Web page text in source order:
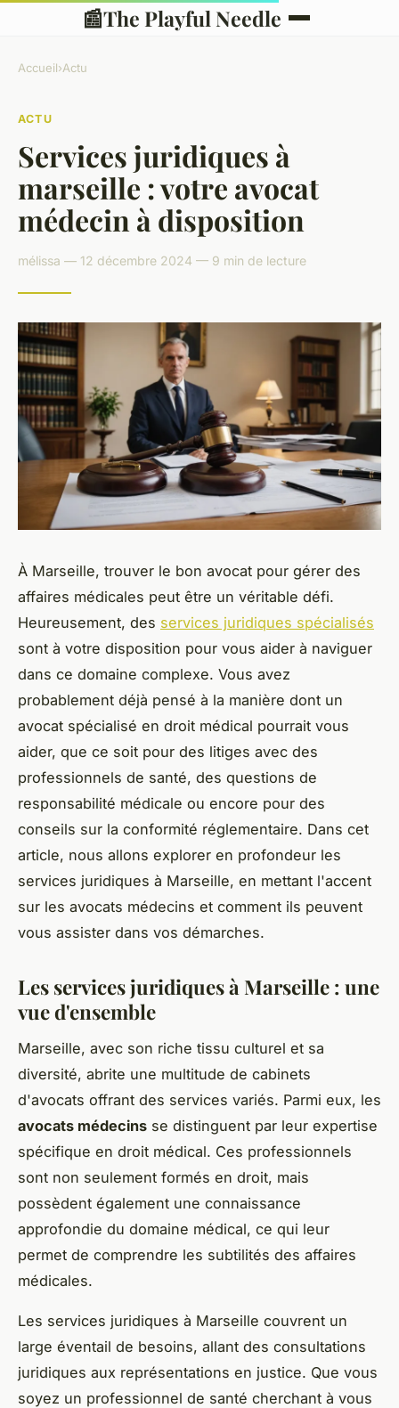
📰The Playful Needle
Accueil›Actu
ACTU
Services juridiques à
marseille : votre avocat
médecin à disposition
mélissa — 12 décembre 2024 — 9 min de lecture
À Marseille, trouver le bon avocat pour gérer des
affaires médicales peut être un véritable défi.
Heureusement, des services juridiques spécialisés
sont à votre disposition pour vous aider à naviguer
dans ce domaine complexe. Vous avez
probablement déjà pensé à la manière dont un
avocat spécialisé en droit médical pourrait vous
aider, que ce soit pour des litiges avec des
professionnels de santé, des questions de
responsabilité médicale ou encore pour des
conseils sur la conformité réglementaire. Dans cet
article, nous allons explorer en profondeur les
services juridiques à Marseille, en mettant l'accent
sur les avocats médecins et comment ils peuvent
vous assister dans vos démarches.
Les services juridiques à Marseille : une
vue d'ensemble
Marseille, avec son riche tissu culturel et sa
diversité, abrite une multitude de cabinets
d'avocats offrant des services variés. Parmi eux, les
avocats médecins se distinguent par leur expertise
spécifique en droit médical. Ces professionnels
sont non seulement formés en droit, mais
possèdent également une connaissance
approfondie du domaine médical, ce qui leur
permet de comprendre les subtilités des affaires
médicales.
Les services juridiques à Marseille couvrent un
large éventail de besoins, allant des consultations
juridiques aux représentations en justice. Que vous
soyez un professionnel de santé cherchant à vous